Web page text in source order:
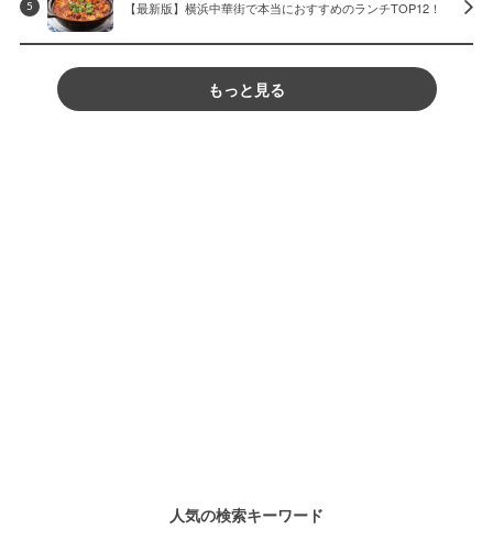
5 【最新版】横浜中華街で本当におすすめのランチTOP12！
もっと見る
人気の検索キーワード